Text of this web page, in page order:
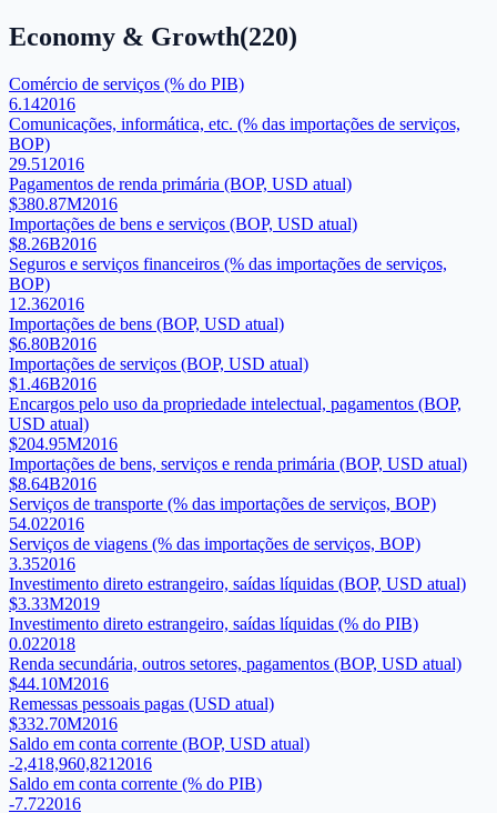
Economy & Growth(220)
Comércio de serviços (% do PIB)
6.142016
Comunicações, informática, etc. (% das importações de serviços,
BOP)
29.51 2016
Pagamentos de renda primária (BOP, USD atual)
$380.87M2016
Importações de bens e serviços (BOP, USD atual)
$8.26B2016
Seguros e serviços financeiros (% das importações de serviços,
BOP)
12.362016
Importações de bens (BOP, USD atual)
$6.80B2016
Importações de serviços (BOP, USD atual)
$1.46B2016
Encargos pelo uso da propriedade intelectual, pagamentos (BOP,
USD atual)
$204.95M2016
Importações de bens, serviços e renda primária (BOP, USD atual)
$8.64B2016
Serviços de transporte (% das importações de serviços, BOP)
54.022016
Serviços de viagens (% das importações de serviços, BOP)
3.352016
Investimento direto estrangeiro, saídas líquidas (BOP, USD atual)
$3.33M2019
Investimento direto estrangeiro, saídas líquidas (% do PIB)
0.022018
Renda secundária, outros setores, pagamentos (BOP, USD atual)
$44.10M2016
Remessas pessoais pagas (USD atual)
$332.70M2016
Saldo em conta corrente (BOP, USD atual)
-2,418,960,821 2016
Saldo em conta corrente (% do PIB)
-7.722016